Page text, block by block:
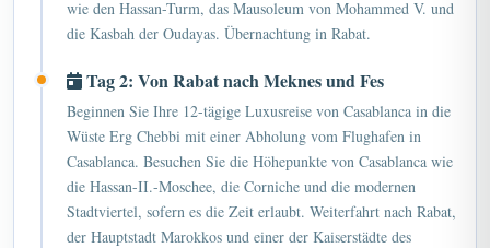
wie den Hassan-Turm, das Mausoleum von Mohammed V. und
die Kasbah der Oudayas. Übernachtung in Rabat.
Tag 2: Von Rabat nach Meknes und Fes
Beginnen Sie Ihre 12-tägige Luxusreise von Casablanca in die
Wüste Erg Chebbi mit einer Abholung vom Flughafen in
Casablanca. Besuchen Sie die Höhepunkte von Casablanca wie
die Hassan-II.-Moschee, die Corniche und die modernen
Stadtviertel, sofern es die Zeit erlaubt. Weiterfahrt nach Rabat,
der Hauptstadt Marokkos und einer der Kaiserstädte des